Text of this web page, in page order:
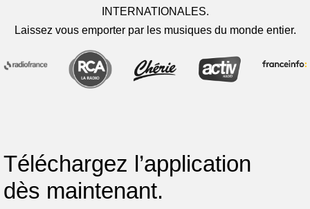
INTERNATIONALES.
Laissez vous emporter par les musiques du monde entier.
Téléchargez l’application
dès maintenant.